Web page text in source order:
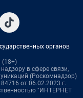
органов
(18+)
в сфере связи,
(Роскомнадзор)
от 06.02.2023 г.
"ИНТЕРНЕТ